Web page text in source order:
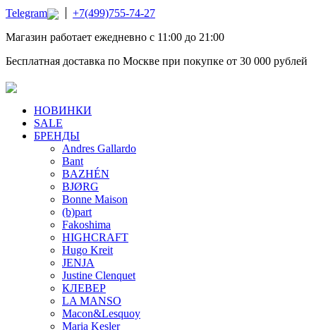
Telegram
+7(499)755-74-27
Магазин работает ежедневно с 11:00 до 21:00
Бесплатная доставка по Москве при покупке от 30 000 рублей
НОВИНКИ
SALE
БРЕНДЫ
Andres Gallardo
Bant
BAZHÉN
BJØRG
Bonne Maison
(b)part
Fakoshima
HIGHCRAFT
Hugo Kreit
JENJA
Justine Clenquet
КЛЕВЕР
LA MANSO
Macon&Lesquoy
Maria Kesler